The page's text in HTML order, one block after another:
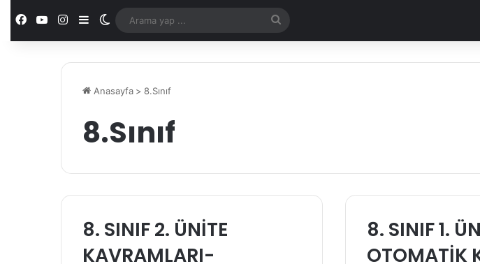
FacebookYouTubeInstagramKenar Bölmesi
Dış görünümü değiştir
yap
Anasayfa > 8.Sınıf
8.Sınıf
8. SINIF 2. ÜNİTE
KAVRAMLARI-
8. SINIF 1.
OTOMATİK